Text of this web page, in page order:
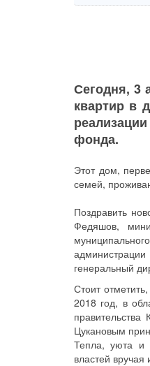
Сегодня, 3
квартир в
фонда.
Этот дом,
семей,
Поздравить
Федяшов,
генеральный
Стоит
2018 год, в
Цукановым
Тепла, уюта и
властей